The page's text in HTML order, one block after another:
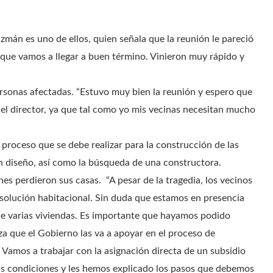
es uno de ellos, quien señala que la reunión le pareció
vamos a llegar a buen término. Vinieron muy rápido y
afectadas. “Estuvo muy bien la reunión y espero que
director, ya que tal como yo mis vecinas necesitan mucho
que se debe realizar para la construcción de las
así como la búsqueda de una constructora.
perdieron sus casas. “A pesar de la tragedia, los vecinos
habitacional. Sin duda que estamos en presencia
varias viviendas. Es importante que hayamos podido
que el Gobierno las va a apoyar en el proceso de
a trabajar con la asignación directa de un subsidio
y les hemos explicado los pasos que debemos